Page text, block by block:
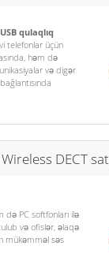
qulaqlıq
telefonlar üçün
həm də
və digər
DECT
də PC softfonları ilə
və ofislər, əlaqə
mükəmməl səs